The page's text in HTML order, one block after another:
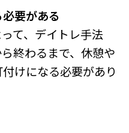
要がある
て、デイトレ手法
終わるまで、休憩や
けになる必要があり